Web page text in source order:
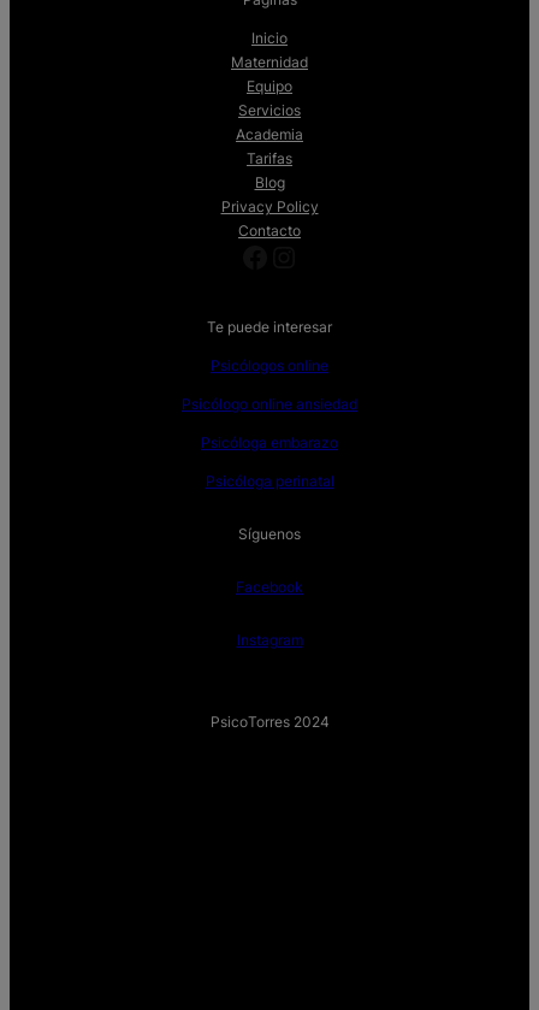
Inicio
Maternidad
Equipo
Servicios
Academia
Tarifas
Blog
Privacy Policy
Contacto
Te puede interesar
Psicólogos online
Psicólogo online ansiedad
Psicóloga embarazo
Psicóloga perinatal
Síguenos
Facebook
Instagram
PsicoTorres 2024